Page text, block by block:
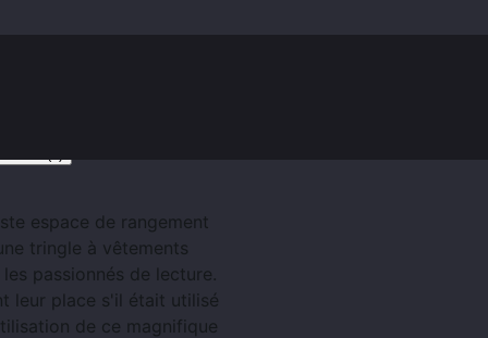
espace de rangement
tringle à vêtements
passionnés de lecture.
leur place s'il était utilisé
de ce magnifique